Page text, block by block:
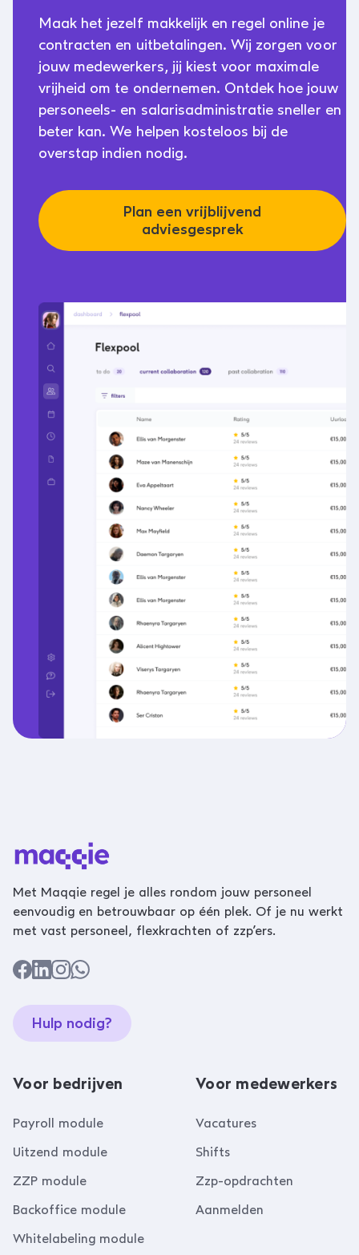
Maak het jezelf makkelijk en regel online je
contracten en uitbetalingen. Wij zorgen voor
jouw medewerkers, jij kiest voor maximale
vrijheid om te ondernemen. Ontdek hoe jouw
personeels- en salarisadministratie sneller en
beter kan. We helpen kosteloos bij de
overstap indien nodig.
Plan een vrijblijvend
adviesgesprek
Met Maqqie regel je alles rondom jouw personeel
eenvoudig en betrouwbaar op één plek. Of je nu werkt
met vast personeel, flexkrachten of zzp’ers.
Hulp nodig?
Voor bedrijven
Payroll module
Uitzend module
ZZP module
Backoffice module
Whitelabeling module
Voor medewerkers
Vacatures
Shifts
Zzp-opdrachten
Aanmelden